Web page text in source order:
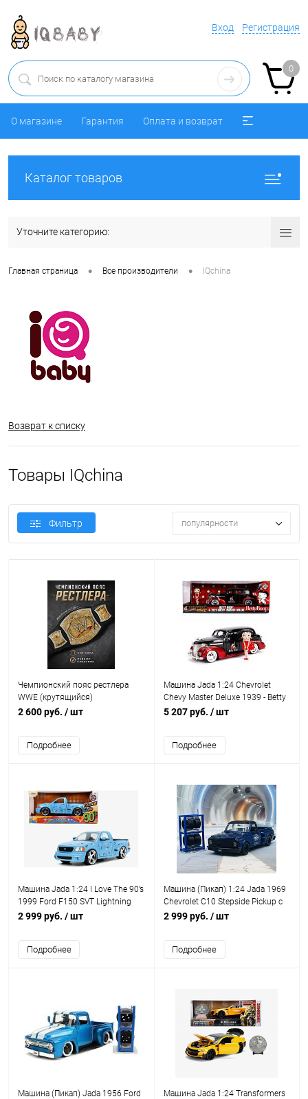
Вход Регистрация
0
О магазине Гарантия Оплата и возврат
Каталог товаров
Уточните категорию:
Главная страница • Все производители • IQchina
Возврат к списку
Товары IQchina
Фильтр популярности
Чемпионский пояс рестлера
WWE (крутящийся)
2 600 руб. / шт
Подробнее
Машина Jada 1:24 Chevrolet
Chevy Master Deluxe 1939 - Betty
Boop (с фигуркой Бетти Буп)
5 207 руб. / шт
Подробнее
Машина Jada 1:24 I Love The 90’s
1999 Ford F150 SVT Lightning
(небесно голубой)
2 999 руб. / шт
Подробнее
Машина (Пикап) 1:24 Jada 1969
Chevrolet C10 Stepside Pickup с
дополнительным комплектом
2 999 руб. / шт
Подробнее
Машина (Пикап) Jada 1956 Ford
Машина Jada 1:24 Transformers